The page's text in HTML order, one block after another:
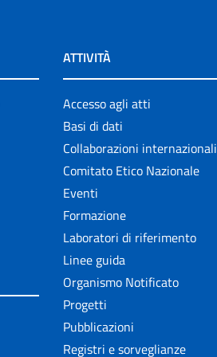
ATTIVITÀ
Accesso agli atti
Basi di dati
Collaborazioni internazionali
Comitato Etico Nazionale
Eventi
Formazione
Laboratori di riferimento
Linee guida
Organismo Notificato
Progetti
Pubblicazioni
Registri e sorveglianze